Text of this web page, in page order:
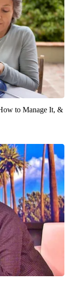
to Manage It, &